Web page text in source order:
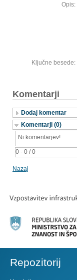
Opis:
Ključne besede:
Komentarji
Dodaj komentar
Komentarji (0)
0 - 0 / 0
Ni komentarjev!
Nazaj
Repozitorij